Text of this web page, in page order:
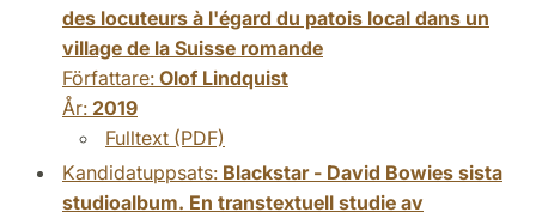
des locuteurs à l'égard du patois local dans un
village de la Suisse romande
Författare: Olof Lindquist
År: 2019
Fulltext (PDF)
Kandidatuppsats: Blackstar - David Bowies sista
studioalbum. En transtextuell studie av